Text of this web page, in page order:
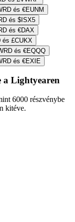
és €EUNM
és $ISX5
és €DAX
és £CUKX
és €EQQQ
és €EXIE
a Lightyearen
6000 részvénybe
kitéve.